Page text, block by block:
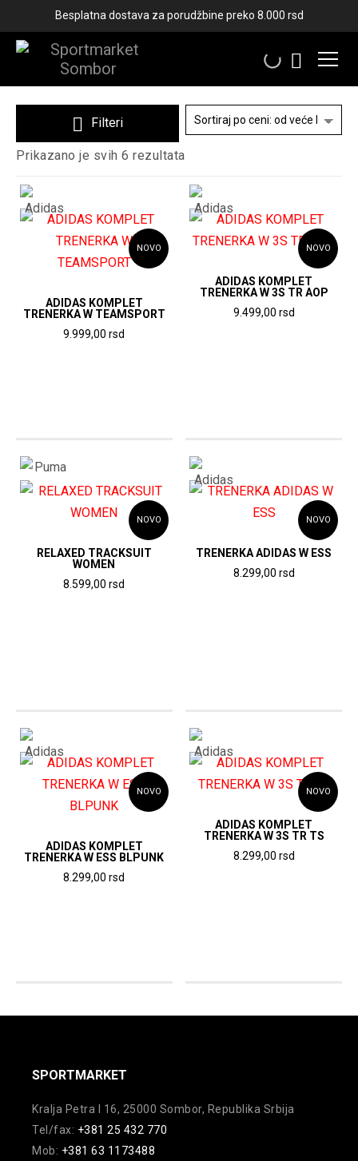
TRENERKE
Filteri
Prikazano je svih 6 rezultataSortirano
ceni:
od
više
nižoj
NOVO
ADIDAS KOMPLET
TRENERKA W TEAMSPORT
9.999,00rsd
NOVO
ADIDAS KOMPLET
TRENERKA W 3S TR AOP
9.499,00 rsd
NOVO
RELAXED TRACKSUIT
WOMEN
8.599,00rsd
NOVO
TRENERKA ADIDAS W ESS
8.299,00 rsd
NOVO
ADIDAS KOMPLET
TRENERKA W ESS BLPUNK
8.299,00rsd
NOVO
ADIDAS KOMPLET
TRENERKA W 3S TR TS
8.299,00 rsd
SPORTMARKET
Kralja Petra I 16, 25000 Sombor, Republika Srbija
Tel/fax: +381 25 432 770
Mob: +381 63 1173488
Besplatna dostava za porudžbine preko 8.000 rsd